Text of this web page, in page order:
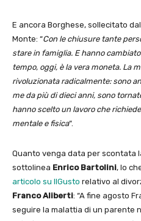
E ancora Borghese, sollecitato
Monte: “Con le chiusure tante
stare in famiglia. E hanno
tempo, oggi, è la vera moneta. La
rivoluzionata radicalmente: sono
me da più di dieci anni, sono
hanno scelto un lavoro che
mentale e fisica“.
Quanto venga data per scontata
sottolinea Enrico Bartolini, lo
articolo su IlGusto relativo al
Franco Aliberti: “A fine agosto
seguire la malattia di un parente